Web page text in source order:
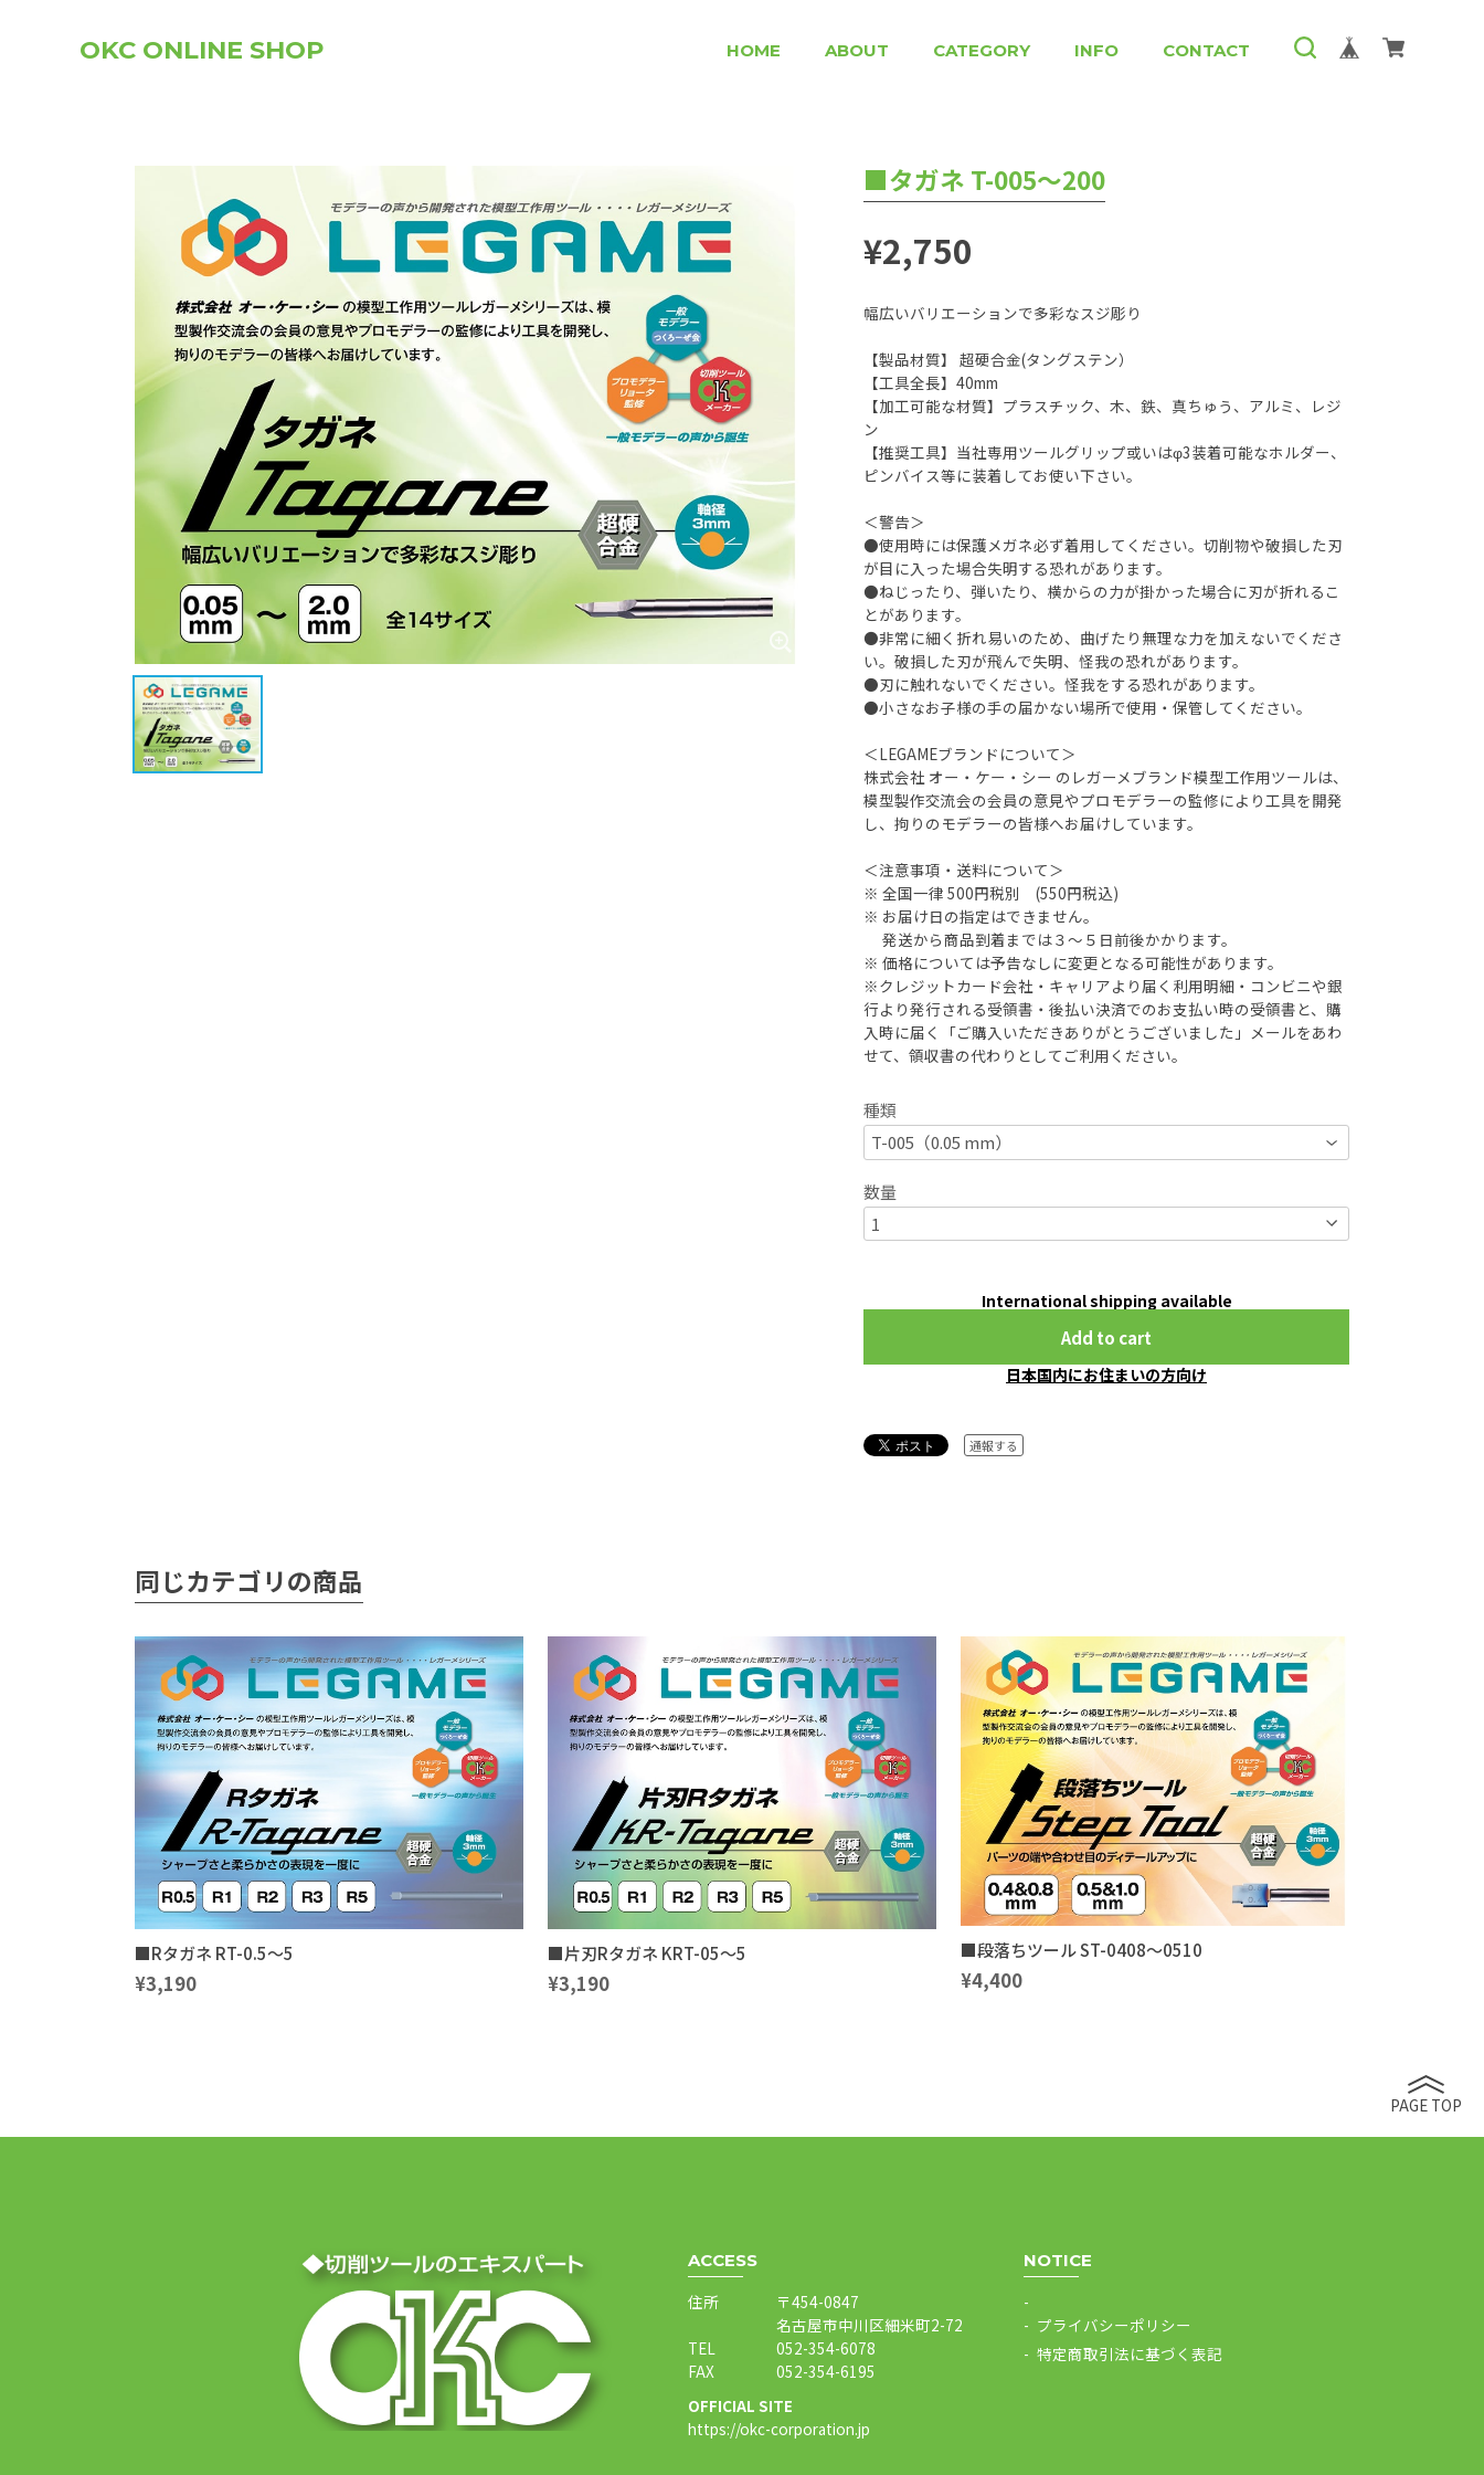
OKC ONLINE SHOP HOME ABOUT CATEGORY INFO CONTACT
■タガネ T-005～200
¥2,750
幅広いバリエーションで多彩なスジ彫り
【製品材質】 超硬合金(タングステン）
【工具全長】40mm
【加工可能な材質】プラスチック、木、鉄、真ちゅう、アルミ、レジ
ン
【推奨工具】当社専用ツールグリップ或いはφ3装着可能なホルダー、
ピンバイス等に装着してお使い下さい。
＜警告＞
●使用時には保護メガネ必ず着用してください。切削物や破損した刃
が目に入った場合失明する恐れがあります。
●ねじったり、弾いたり、横からの力が掛かった場合に刃が折れるこ
とがあります。
●非常に細く折れ易いのため、曲げたり無理な力を加えないでくださ
い。破損した刃が飛んで失明、怪我の恐れがあります。
●刃に触れないでください。怪我をする恐れがあります。
●小さなお子様の手の届かない場所で使用・保管してください。
＜LEGAMEブランドについて＞
株式会社 オー・ケー・シー のレガーメブランド模型工作用ツールは、
模型製作交流会の会員の意見やプロモデラーの監修により工具を開発
し、拘りのモデラーの皆様へお届けしています。
＜注意事項・送料について＞
※ 全国一律 500円税別 (550円税込)
※ お届け日の指定はできません。
発送から商品到着までは３～５日前後かかります。
※ 価格については予告なしに変更となる可能性があります。
※クレジットカード会社・キャリアより届く利用明細・コンビニや銀
行より発行される受領書・後払い決済でのお支払い時の受領書と、購
入時に届く「ご購入いただきありがとうございました」メールをあわ
せて、領収書の代わりとしてご利用ください。
種類
数量
International shipping available
Add to cart
日本国内にお住まいの方向け
通報する
同じカテゴリの商品
■Rタガネ RT-0.5～5
¥3,190
■片刃Rタガネ KRT-05～5
¥3,190
■段落ちツール ST-0408～0510
¥4,400
PAGE TOP
ACCESS
住所
〒454-0847
名古屋市中川区細米町2-72
TEL
052-354-6078
FAX
052-354-6195
OFFICIAL SITE
https://okc-corporation.jp
NOTICE
プライバシーポリシー
特定商取引法に基づく表記